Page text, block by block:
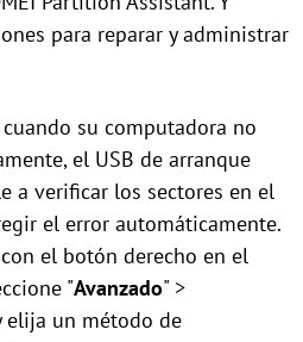
para reparar y administrar
cuando su computadora no
el USB de arranque
a verificar los sectores en el
el error automáticamente.
el botón derecho en el
"Avanzado" >
elija un método de